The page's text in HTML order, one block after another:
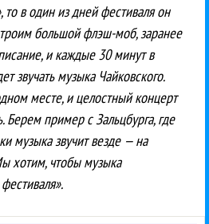
то в один из дней фестиваля он
большой флэш-моб, заранее
и каждые 30 минут в
звучать музыка Чайковского.
месте, и целостный концерт
Берем пример с Зальцбурга, где
музыка звучит везде — на
хотим, чтобы музыка